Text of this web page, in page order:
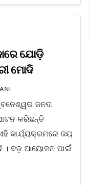
ଯୋଡ଼ି
ମୋଦି
ଜନତା
କରିଛନ୍ତି
କାର୍ଯ୍ୟକ୍ରମରେ ଜୟ
। ବଡ଼ ଆୟୋଜନ ପାଇଁ